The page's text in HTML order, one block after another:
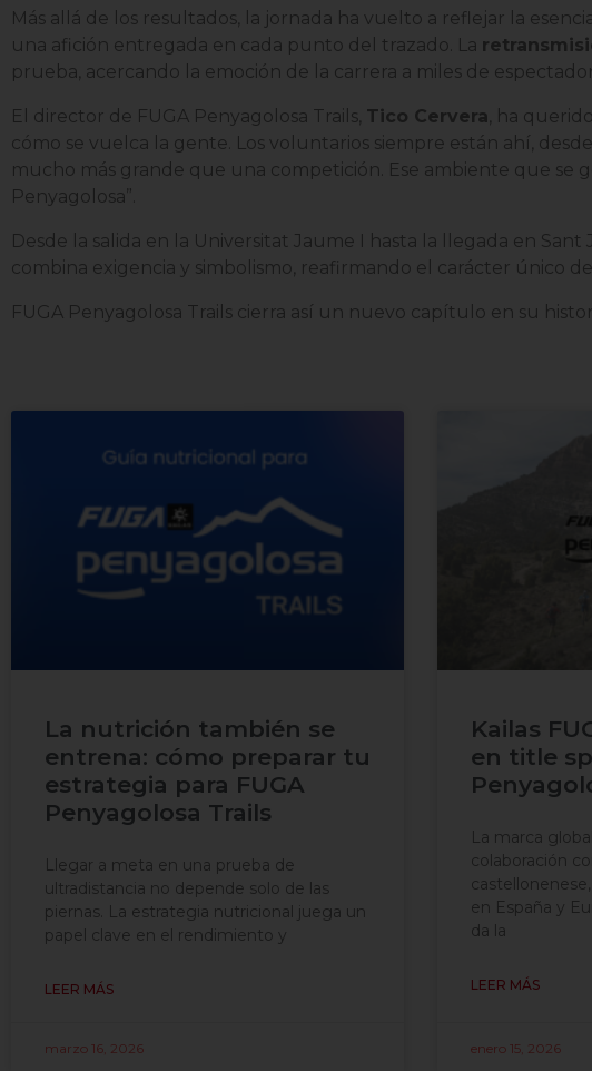
Más allá de los resultados, la jornada ha vuelto a reflejar la
una afición entregada en cada punto del trazado. La
prueba, acercando la emoción de la carrera a miles de
El director de FUGA Penyagolosa Trails, Tico Cervera, ha
cómo se vuelca la gente. Los voluntarios siempre están ahí,
mucho más grande que una competición. Ese ambiente que se
Penyagolosa”.
Desde la salida en la Universitat Jaume I hasta la llegada en
combina exigencia y simbolismo, reafirmando el carácter único
FUGA Penyagolosa Trails cierra así un nuevo capítulo en su
La nutrición también se
entrena: cómo preparar tu
estrategia para FUGA
Penyagolosa Trails
Llegar a meta en una prueba de
ultradistancia no depende solo de las
piernas. La estrategia nutricional juega un
papel clave en el rendimiento y
LEER MÁS
marzo 16, 2026
Kailas
en title
La marca
colaboración
en España y
da la
LEER MÁS
enero 15, 2026